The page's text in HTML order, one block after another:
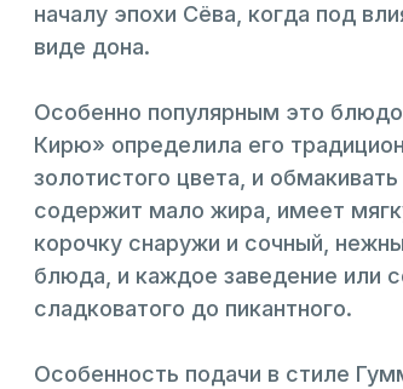
началу эпохи Сёва, когда под
виде дона.
Особенно популярным это
Кирю» определила его
золотистого цвета, и
содержит мало жира, имеет
корочку снаружи и сочный,
блюда, и каждое заведение или
сладковатого до пикантного.
Особенность подачи в стиле